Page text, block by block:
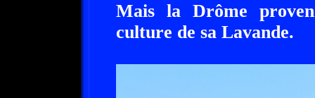
Mais la Drôme
culture de sa Lavande.